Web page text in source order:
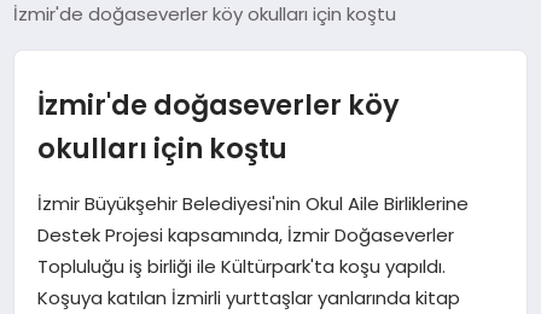
SPOR
İzmir'de doğaseverler köy okulları için koştu
İzmir'de doğaseverler köy
okulları için koştu
İzmir Büyükşehir Belediyesi'nin Okul Aile Birliklerine
Destek Projesi kapsamında, İzmir Doğaseverler
Topluluğu iş birliği ile Kültürpark'ta koşu yapıldı.
Koşuya katılan İzmirli yurttaşlar yanlarında kitap